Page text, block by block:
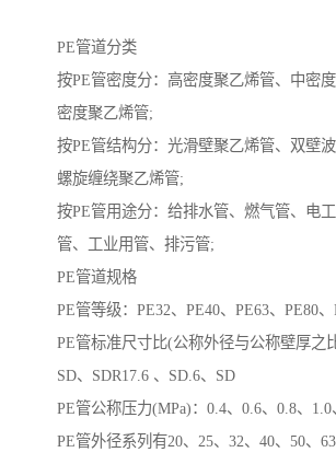
PE管道分类
按PE管密度分：高密度聚乙烯管、中密
密度聚乙烯管;
按PE管结构分：光滑壁聚乙烯管、双壁波
螺旋缠绕聚乙烯管;
按PE管用途分：给排水管、燃气管、电
管、工业用管、排污管;
PE管道规格
PE管等级：PE32、PE40、PE63、PE80、
PE管标准尺寸比(公称外径与公称壁厚之
SD、SDR17.6 、SD.6、SD
PE管公称压力(MPa)：0.4、0.6、0.8、1.0
PE管外径系列有20、25、32、40、50、63